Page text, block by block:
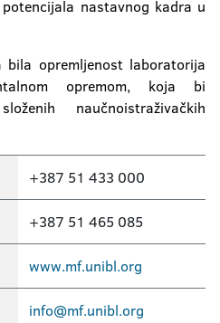
nastavnog kadra u
bila opremljenost laboratorija
opremom, koja bi
naučnoistraživačkih
+387 51 433 000
+387 51 465 085
www.mf.unibl.org
info@mf.unibl.org